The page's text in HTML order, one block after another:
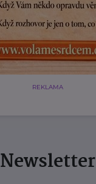
REKLAMA
Newsletter